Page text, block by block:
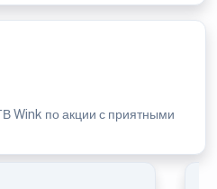
Wink по акции с приятными